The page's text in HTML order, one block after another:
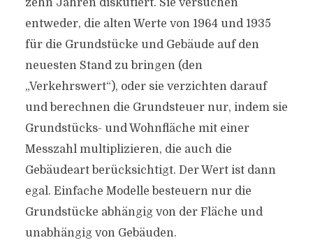
zehn Jahren diskutiert. Sie versuchen
entweder, die alten Werte von 1964 und 1935
für die Grundstücke und Gebäude auf den
neuesten Stand zu bringen (den
„Verkehrswert“), oder sie verzichten darauf
und berechnen die Grundsteuer nur, indem sie
Grundstücks- und Wohnfläche mit einer
Messzahl multiplizieren, die auch die
Gebäudeart berücksichtigt. Der Wert ist dann
egal. Einfache Modelle besteuern nur die
Grundstücke abhängig von der Fläche und
unabhängig von Gebäuden.